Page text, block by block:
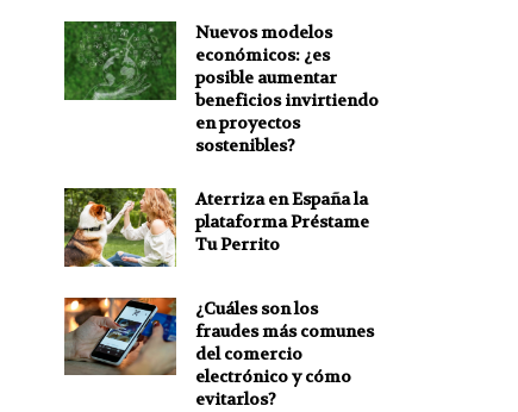
Nuevos modelos
económicos: ¿es
posible aumentar
beneficios invirtiendo
en proyectos
sostenibles?
Aterriza en España la
plataforma Préstame
Tu Perrito
¿Cuáles son los
fraudes más comunes
del comercio
electrónico y cómo
evitarlos?